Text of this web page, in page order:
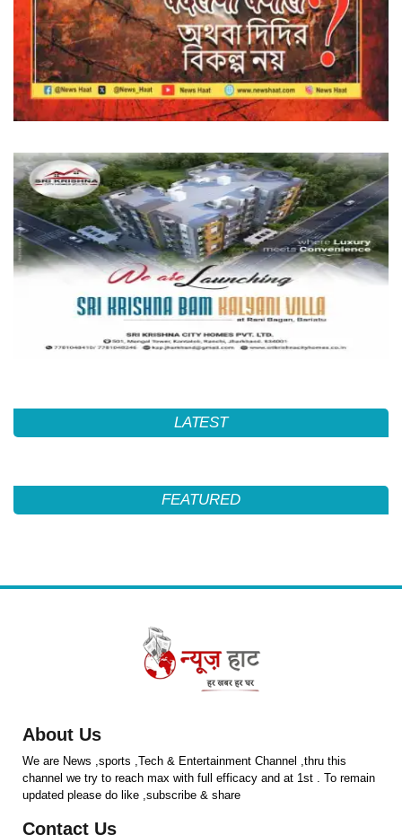
LATEST
FEATURED
About Us
We are News ,sports ,Tech & Entertainment Channel ,thru this
channel we try to reach max with full efficacy and at 1st . To remain
updated please do like ,subscribe & share
Contact Us